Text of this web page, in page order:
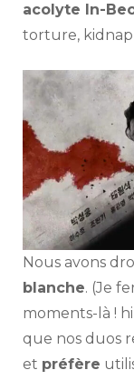
acolyte In-
torture,
Nous avons
blanche. (Je
moments-là !
que nos duos
et préfère